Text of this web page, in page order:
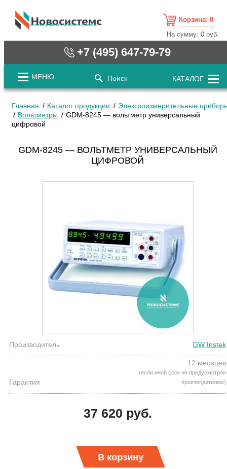
cистемные решения / www.novosystems.ru
Корзина: 0
На сумму:0 руб.
+7 (495) 647-79-79
МЕНЮ Поиск КАТАЛОГ
Главная Каталог продукции
Электроизмерительные
Вольтметры
GDM-8245 — вольтметр универсальный
цифровой
GDM-8245 — ВОЛЬТМЕТР УНИВЕРСАЛЬНЫЙ
ЦИФРОВОЙ
Производитель GW Instek
Гарантия
12 месяцев
(если иной срок не предусмотрен
производителем)
37 620 руб.
В корзину